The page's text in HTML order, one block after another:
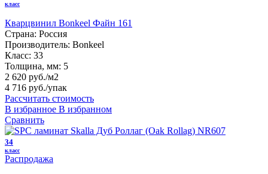
класс
Кварцвинил Bonkeel Файн 161
Страна: Россия
Производитель: Bonkeel
Класс: 33
Толщина, мм: 5
2 620 руб./м2
4 716 руб./упак
Рассчитать стоимость
В избранное В избранном
Сравнить
34
класс
Распродажа